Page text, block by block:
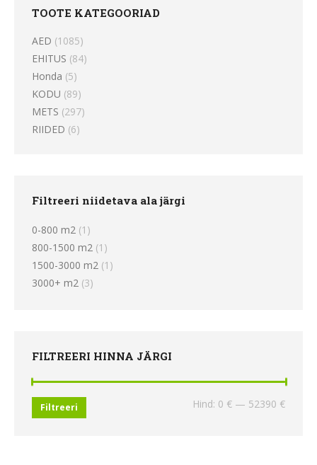
TOOTE KATEGOORIAD
AED (1085)
EHITUS (84)
Honda (5)
KODU (89)
METS (297)
RIIDED (6)
Filtreeri niidetava ala järgi
0-800 m2 (1)
800-1500 m2 (1)
1500-3000 m2 (1)
3000+ m2 (3)
FILTREERI HINNA JÄRGI
Filtreeri Hind: 0 € — 52390 €